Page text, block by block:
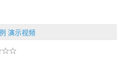
演示视频